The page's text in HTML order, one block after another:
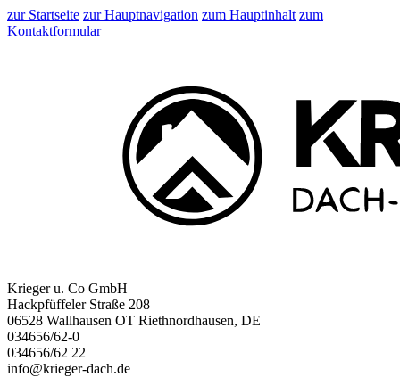
zur Startseite zur Hauptnavigation zum Hauptinhalt zum
Kontaktformular
Krieger u. Co GmbH
Hackpfüffeler Straße 208
06528 Wallhausen OT Riethnordhausen, DE
034656/62-0
034656/62 22
info@krieger-dach.de